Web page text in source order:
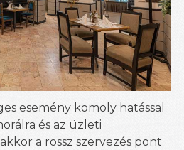
esemény komoly hatással
és az üzleti
a rossz szervezés pont